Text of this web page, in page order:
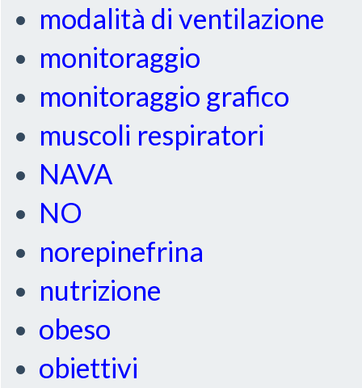
modalità di ventilazione
monitoraggio
monitoraggio grafico
muscoli respiratori
NAVA
NO
norepinefrina
nutrizione
obeso
obiettivi